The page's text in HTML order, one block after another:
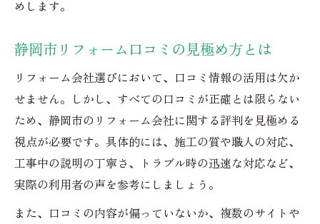
めします。
静岡市リフォーム口コミの見極め方とは
リフォーム会社選びにおいて、口コミ情報の活用は欠か
せません。しかし、すべての口コミが正確とは限らない
ため、静岡市のリフォーム会社に関する評判を見極める
視点が必要です。具体的には、施工の質や職人の対応、
工事中の説明の丁寧さ、トラブル時の迅速な対応など、
実際の利用者の声を参考にしましょう。
また、口コミの内容が偏っていないか、複数のサイトや